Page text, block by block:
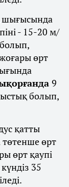
шығысында
- 15-20 м/
өрт
9
ыстық болып,
қатты
өрт
өрт қаупі
35